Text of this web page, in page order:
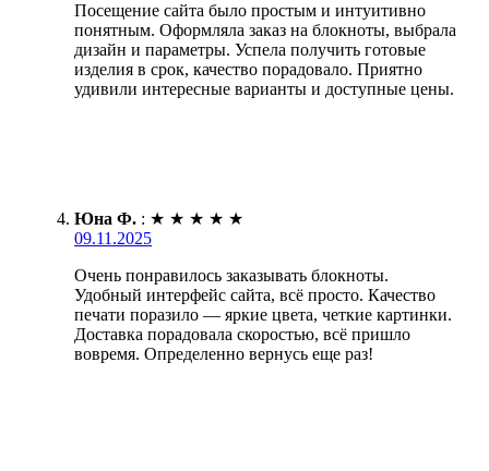
Посещение сайта было простым и интуитивно
понятным. Оформляла заказ на блокноты, выбрала
дизайн и параметры. Успела получить готовые
изделия в срок, качество порадовало. Приятно
удивили интересные варианты и доступные цены.
Юна Ф. : ★ ★ ★ ★ ★
09.11.2025
Очень понравилось заказывать блокноты.
Удобный интерфейс сайта, всё просто. Качество
печати поразило — яркие цвета, четкие картинки.
Доставка порадовала скоростью, всё пришло
вовремя. Определенно вернусь еще раз!